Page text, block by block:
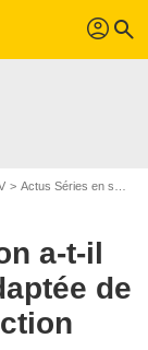
profil search
Actus Séries en streaming
a-t-il
de